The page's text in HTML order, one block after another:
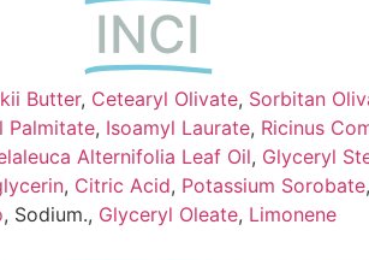
INCI
Butter, Cetearyl Olivate, Sorbitan
Palmitate, Isoamyl Laurate, Ricinus
Alternifolia Leaf Oil, Glyceryl
, Citric Acid, Potassium Sorobate,
, Sodium., Glyceryl Oleate, Limonene